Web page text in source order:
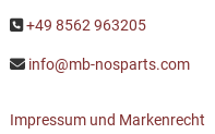
+49 8562 963205
info@mb-nosparts.com
Impressum und Markenrecht